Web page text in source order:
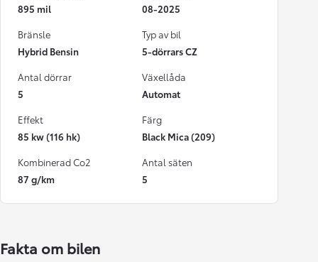
895 mil
08-2025
Bränsle
Hybrid Bensin
Typ av bil
5-dörrars CZ
Antal dörrar
5
Växellåda
Automat
Effekt
85 kw (116 hk)
Färg
Black Mica (209)
Kombinerad Co2
87 g/km
Antal säten
5
Fakta om bilen